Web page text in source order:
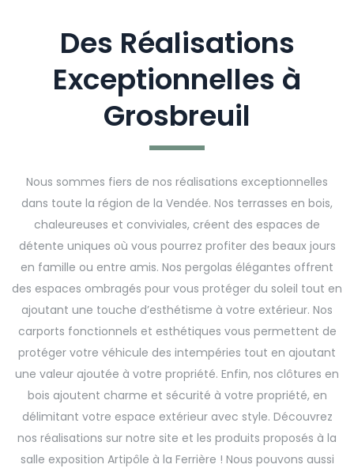
Des Réalisations
Exceptionnelles à
Grosbreuil
Nous sommes fiers de nos réalisations exceptionnelles
dans toute la région de la Vendée. Nos terrasses en bois,
chaleureuses et conviviales, créent des espaces de
détente uniques où vous pourrez profiter des beaux jours
en famille ou entre amis. Nos pergolas élégantes offrent
des espaces ombragés pour vous protéger du soleil tout en
ajoutant une touche d’esthétisme à votre extérieur. Nos
carports fonctionnels et esthétiques vous permettent de
protéger votre véhicule des intempéries tout en ajoutant
une valeur ajoutée à votre propriété. Enfin, nos clôtures en
bois ajoutent charme et sécurité à votre propriété, en
délimitant votre espace extérieur avec style. Découvrez
nos réalisations sur notre site et les produits proposés à la
salle exposition Artipôle à la Ferrière ! Nous pouvons aussi